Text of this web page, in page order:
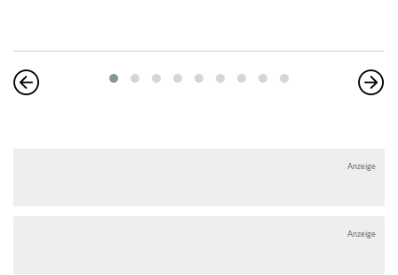
Anzeige
Anzeige